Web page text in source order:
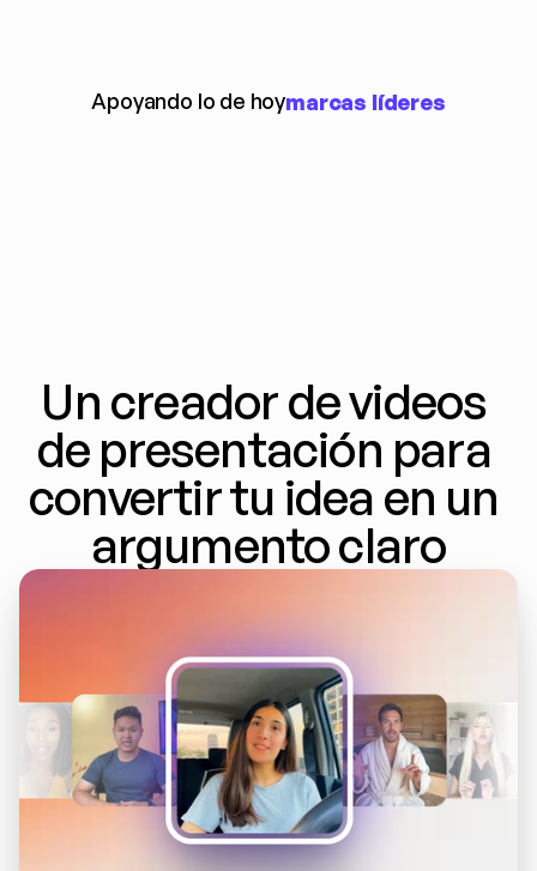
Apoyando lo de hoymarcas líderes
Un creador de videos
de presentación para
convertir tu idea en un
argumento claro